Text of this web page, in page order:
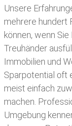
Unsere
mehrere hundert
können, wenn Sie
Treuhänder
Immobilien und
Sparpotential oft
meist einfach
machen.
Umgebung